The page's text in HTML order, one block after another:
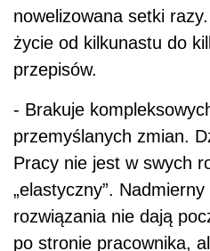
nowelizowana setki
życie od kilkunastu do
przepisów.
- Brakuje
przemyślanych zmian.
Pracy nie jest w swych
„elastyczny”.
rozwiązania nie dają
po stronie pracownika,